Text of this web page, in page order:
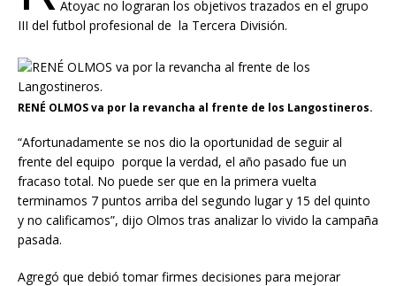
Atoyac no lograran los objetivos trazados en el grupo
III del futbol profesional de la Tercera División.
RENÉ OLMOS va por la revancha al frente de los Langostineros.
“Afortunadamente se nos dio la oportunidad de seguir al
frente del equipo porque la verdad, el año pasado fue un
fracaso total. No puede ser que en la primera vuelta
terminamos 7 puntos arriba del segundo lugar y 15 del quinto
y no calificamos”, dijo Olmos tras analizar lo vivido la campaña
pasada.
Agregó que debió tomar firmes decisiones para mejorar